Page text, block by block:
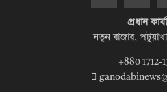
প্রধান
নতুন বাজার,
+880 1712-